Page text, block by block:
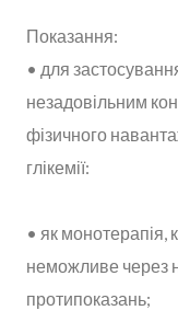
Показання:
• для
незадовільним
фізичного
глікемії:
• як монотерапія,
неможливе через
протипоказань;